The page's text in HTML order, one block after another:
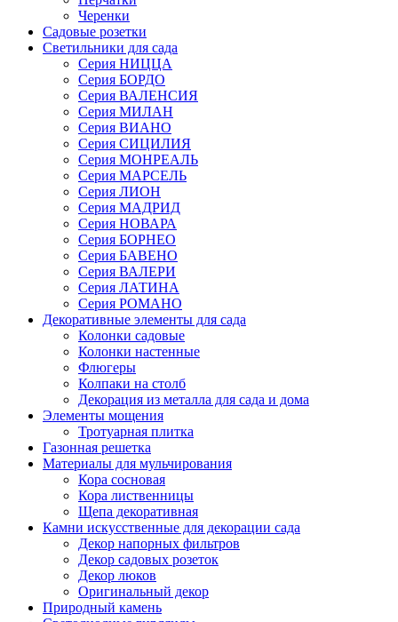
Черенки
Садовые розетки
Светильники для сада
Серия НИЦЦА
Серия БОРДО
Серия ВАЛЕНСИЯ
Серия МИЛАН
Серия ВИАНО
Серия СИЦИЛИЯ
Серия МОНРЕАЛЬ
Серия МАРСЕЛЬ
Серия ЛИОН
Серия МАДРИД
Серия НОВАРА
Серия БОРНЕО
Серия БАВЕНО
Серия ВАЛЕРИ
Серия ЛАТИНА
Серия РОМАНО
Декоративные элементы для сада
Колонки садовые
Колонки настенные
Флюгеры
Колпаки на столб
Декорация из металла для сада и дома
Элементы мощения
Тротуарная плитка
Газонная решетка
Материалы для мульчирования
Кора сосновая
Кора лиственницы
Щепа декоративная
Камни искусственные для декорации сада
Декор напорных фильтров
Декор садовых розеток
Декор люков
Оригинальный декор
Природный камень